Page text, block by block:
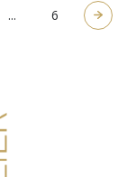
... 6